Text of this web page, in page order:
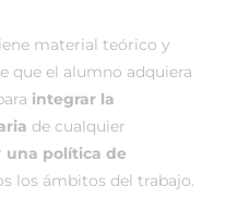
material teórico y
que el alumno adquiera
integrar la
de cualquier
una política de
los ámbitos del trabajo.